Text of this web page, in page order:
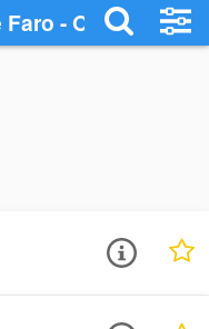
- Ouça Online